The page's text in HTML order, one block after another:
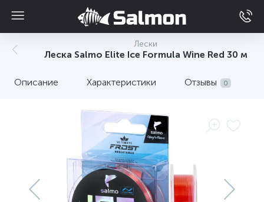
Лески
Леска Salmo Elite Ice Formula Wine Red 30 м
Описание Характеристики Отзывы 0